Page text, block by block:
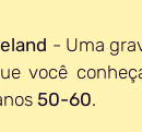
- Uma
você
50-60.